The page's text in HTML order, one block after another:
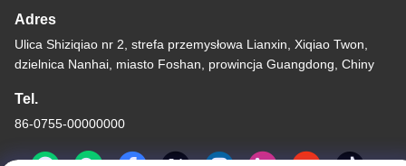
Adres
Ulica Shiziqiao nr 2, strefa przemysłowa Lianxin, Xiqiao Twon,
dzielnica Nanhai, miasto Foshan, prowincja Guangdong, Chiny
Tel.
86-0755-00000000